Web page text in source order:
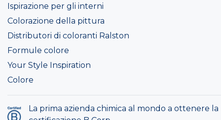
Ispirazione per gli interni
Colorazione della pittura
Distributori di coloranti Ralston
Formule colore
Your Style Inspiration
Colore
La prima azienda chimica al mondo a ottenere la